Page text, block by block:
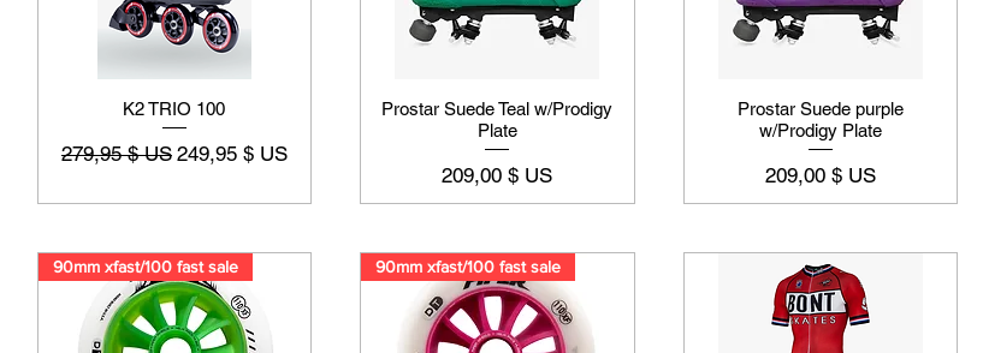
K2 TRIO 100
Prix original
279,95 $ US Prix promotionnel
249,95 $ US
Prostar Suede Teal w/Prodigy
Plate
Prix
209,00 $ US
Prostar Suede purple
w/Prodigy Plate
Prix
209,00 $ US
90mm xfast/100 fast sale 90mm xfast/100 fast sale